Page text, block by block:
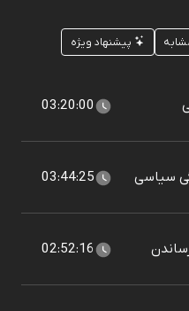
پیشنهاد ویژه
03:20:00
03:44:25
02:52:16